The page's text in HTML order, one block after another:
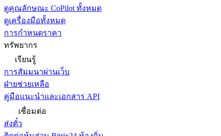
ดูคุณลักษณะ CoPilot ทั้งหมด
ดูเครื่องมือทั้งหมด
การกำหนดราคา
ทรัพยากร
เรียนรู้
การสัมมนาผ่านเว็บ
ฝ่ายช่วยเหลือ
คู่มือแนะนำและเอกสาร API
เชื่อมต่อ
ส่งตั๋ว